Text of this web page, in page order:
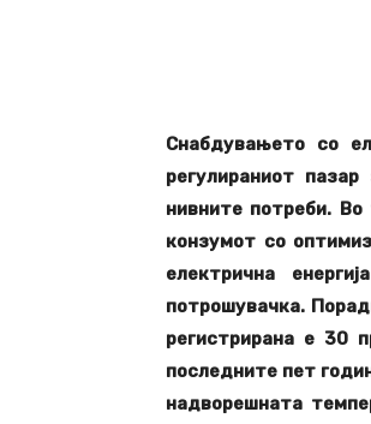
Снабдувањето со
регулираниот
нивните потреби.
конзумот со
електрична
потрошувачка.
регистрирана е 30
последните пет
надворешната